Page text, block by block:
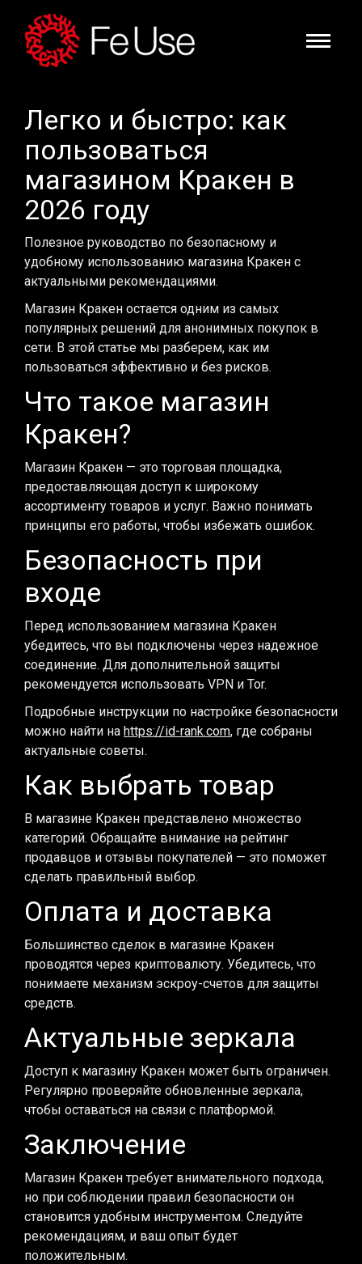
Легко и быстро: как
пользоваться
магазином Кракен в
2026 году
Полезное руководство по безопасному и
удобному использованию магазина Кракен с
актуальными рекомендациями.
Магазин Кракен остается одним из самых
популярных решений для анонимных покупок в
сети. В этой статье мы разберем, как им
пользоваться эффективно и без рисков.
Что такое магазин
Кракен?
Магазин Кракен — это торговая площадка,
предоставляющая доступ к широкому
ассортименту товаров и услуг. Важно понимать
принципы его работы, чтобы избежать ошибок.
Безопасность при
входе
Перед использованием магазина Кракен
убедитесь, что вы подключены через надежное
соединение. Для дополнительной защиты
рекомендуется использовать VPN и Tor.
Подробные инструкции по настройке безопасности
можно найти на https://id-rank.com, где собраны
актуальные советы.
Как выбрать товар
В магазине Кракен представлено множество
категорий. Обращайте внимание на рейтинг
продавцов и отзывы покупателей — это поможет
сделать правильный выбор.
Оплата и доставка
Большинство сделок в магазине Кракен
проводятся через криптовалюту. Убедитесь, что
понимаете механизм эскроу-счетов для защиты
средств.
Актуальные зеркала
Доступ к магазину Кракен может быть ограничен.
Регулярно проверяйте обновленные зеркала,
чтобы оставаться на связи с платформой.
Заключение
Магазин Кракен требует внимательного подхода,
но при соблюдении правил безопасности он
становится удобным инструментом. Следуйте
рекомендациям, и ваш опыт будет
положительным.